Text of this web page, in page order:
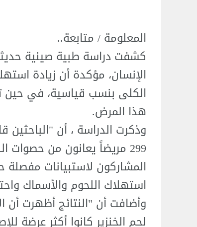
المعلومة / متابعة..
كشفت دراسة طبية صينية
الإنسان، مؤكدة أن زيادة
الكلى بنسب قياسية، في حين
هذا المرض.
المشاركون لاستبيانات مفصلة
استهلاك اللحوم والأسماك
وأضافت أن "النتائج أظهرت
لحم الخنزير كانوا أكثر عرضة